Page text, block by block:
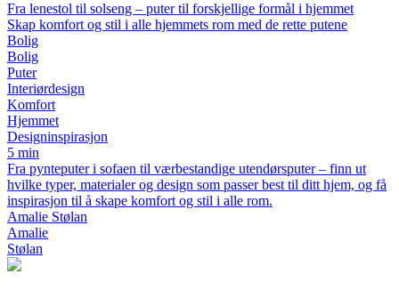
Fra lenestol til solseng – puter til forskjellige formål i hjemmet
Skap komfort og stil i alle hjemmets rom med de rette putene
Bolig
Bolig
Puter
Interiørdesign
Komfort
Hjemmet
Designinspirasjon
5 min
Fra pynteputer i sofaen til værbestandige utendørsputer – finn ut
hvilke typer, materialer og design som passer best til ditt hjem, og få
inspirasjon til å skape komfort og stil i alle rom.
Amalie Stølan
Amalie
Stølan